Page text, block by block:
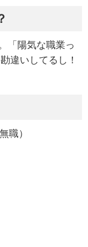
「陽気な職業っ
違いしてるし！
職）